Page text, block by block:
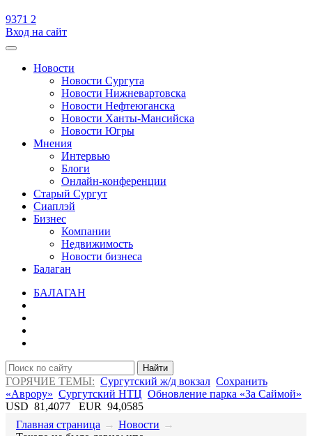
9371 2
Вход на сайт
Новости
Новости Сургута
Новости Нижневартовска
Новости Нефтеюганска
Новости Ханты-Мансийска
Новости Югры
Мнения
Интервью
Блоги
Онлайн-конференции
Старый Сургут
Сиаплэй
Бизнес
Компании
Недвижимость
Новости бизнеса
Балаган
БАЛАГАН
Найти
ГОРЯЧИЕ ТЕМЫ: Сургутский ж/д вокзал Сохранить
«Аврору» Сургутский НТЦ Обновление парка «За Саймой»
USD 81,4077 EUR 94,0585
Главная страница → Новости →